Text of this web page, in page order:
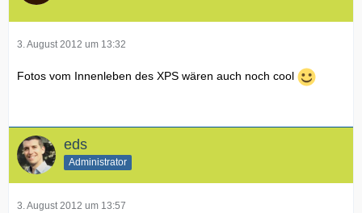
3. August 2012 um 13:32
Fotos vom Innenleben des XPS wären auch noch cool
eds
Administrator
3. August 2012 um 13:57